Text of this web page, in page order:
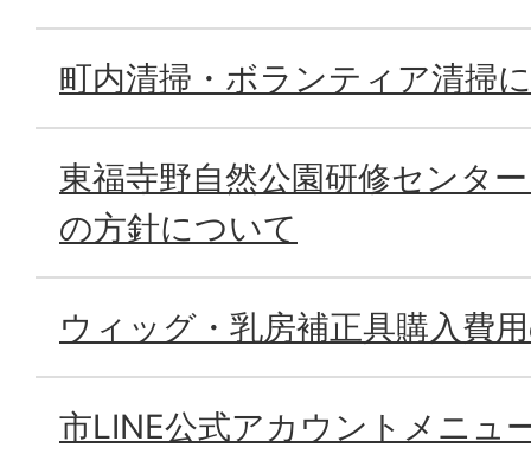
町内清掃・ボランティア清掃
東福寺野自然公園研修センタ
の方針について
ウィッグ・乳房補正具購入費
市LINE公式アカウントメニュ